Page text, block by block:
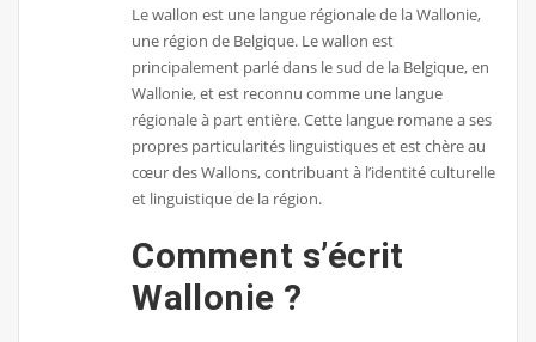
Le wallon est une langue régionale de la Wallonie,
une région de Belgique. Le wallon est
principalement parlé dans le sud de la Belgique, en
Wallonie, et est reconnu comme une langue
régionale à part entière. Cette langue romane a ses
propres particularités linguistiques et est chère au
cœur des Wallons, contribuant à l’identité culturelle
et linguistique de la région.
Comment s’écrit
Wallonie ?